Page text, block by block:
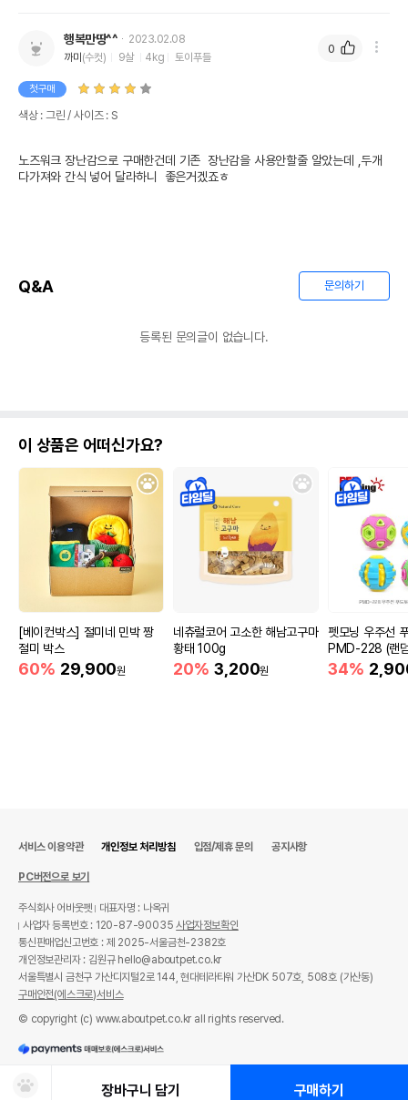
행복만땅^^
2023.02.08
까미 (수컷) 9살 4kg 토이푸들
첫구매
색상 : 그린 / 사이즈 : S
노즈워크 장난감으로 구매한건데 기존  장난감을 사용안할줄 알았는데 ,두개
다가져와 간식 넣어 달라하니  좋은거겠죠ㅎ
0
Q&A 문의하기
등록된 문의글이 없습니다.
이 상품은 어떠신가요?
[베이컨박스] 절미네 민박 짱
절미 박스
60% 29,900원
네츄럴코어 고소한 해남고구마
황태 100g
20% 3,200원
펫모닝 우주선
PMD-228 (랜
34%
장바구니 담기 구매하기
서비스 이용약관 개인정보 처리방침 입점/제휴 문의 공지사항
PC버전으로 보기
주식회사 어바웃펫
대표자명 : 나옥귀
사업자 등록번호 : 120-87-90035사업자정보확인
통신판매업신고번호 : 제 2025-서울금천-2382호
개인정보관리자 : 김원규 hello@aboutpet.co.kr
서울특별시 금천구 가산디지털2로 144, 현대테라타워 가산DK 507호, 508호 (가산동)
구매안전(에스크로)서비스
© copyright (c) www.aboutpet.co.kr all rights reserved.